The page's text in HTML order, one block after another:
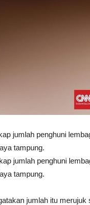
jumlah penghuni
tampung.
jumlah penghuni
tampung.
jumlah itu